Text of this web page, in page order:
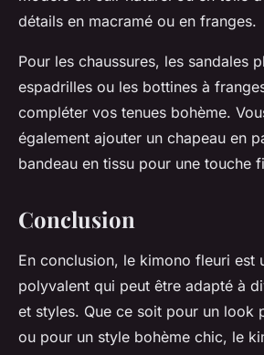
détails en macramé ou en franges.
Pour les chaussures, les sandales
espadrilles ou les bottines à
compléter vos tenues bohème.
également ajouter un chapeau en
bandeau en tissu pour une touche
Conclusion
En conclusion, le kimono fleuri est
polyvalent qui peut être adapté à
et styles. Que ce soit pour un look
ou pour un style bohème chic, le